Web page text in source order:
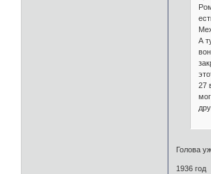
А
27
Голова
1936 год